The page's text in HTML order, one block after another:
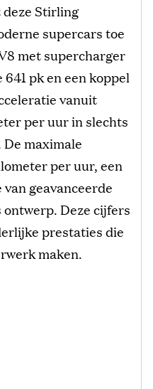
Stirling
supercars toe
met supercharger
pk en een koppel
vanuit
per uur in slechts
De maximale
per uur, een
geavanceerde
Deze cijfers
prestaties die
maken.